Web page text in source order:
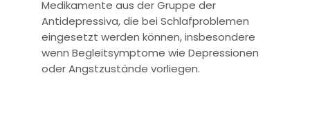
Medikamente aus der Gruppe der
Antidepressiva, die bei Schlafproblemen
eingesetzt werden können, insbesondere
wenn Begleitsymptome wie Depressionen
oder Angstzustände vorliegen.